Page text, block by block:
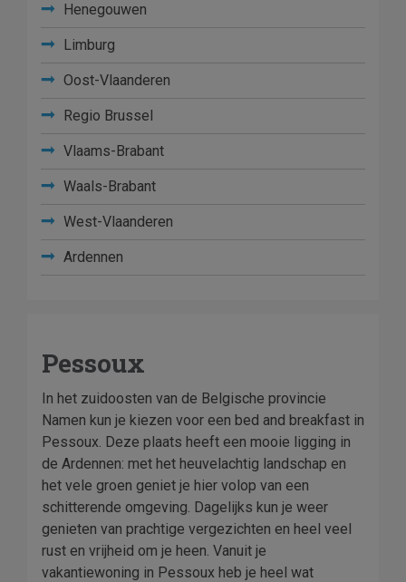
Henegouwen
Limburg
Oost-Vlaanderen
Regio Brussel
Vlaams-Brabant
Waals-Brabant
West-Vlaanderen
Ardennen
Pessoux
In het zuidoosten van de Belgische provincie
Namen kun je kiezen voor een bed and breakfast in
Pessoux. Deze plaats heeft een mooie ligging in
de Ardennen: met het heuvelachtig landschap en
het vele groen geniet je hier volop van een
schitterende omgeving. Dagelijks kun je weer
genieten van prachtige vergezichten en heel veel
rust en vrijheid om je heen. Vanuit je
vakantiewoning in Pessoux heb je heel wat